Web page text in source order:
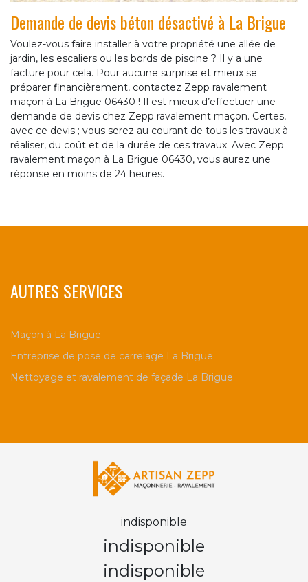
Demande de devis béton désactivé à La Brigue
Voulez-vous faire installer à votre propriété une allée de
jardin, les escaliers ou les bords de piscine ? Il y a une
facture pour cela. Pour aucune surprise et mieux se
préparer financièrement, contactez Zepp ravalement
maçon à La Brigue 06430 ! Il est mieux d’effectuer une
demande de devis chez Zepp ravalement maçon. Certes,
avec ce devis ; vous serez au courant de tous les travaux à
réaliser, du coût et de la durée de ces travaux. Avec Zepp
ravalement maçon à La Brigue 06430, vous aurez une
réponse en moins de 24 heures.
AUTRES SERVICES
Maçon à La Brigue
Entreprise de pose de carrelage La Brigue
Nettoyage et ravalement de façade La Brigue
indisponible
indisponible
indisponible